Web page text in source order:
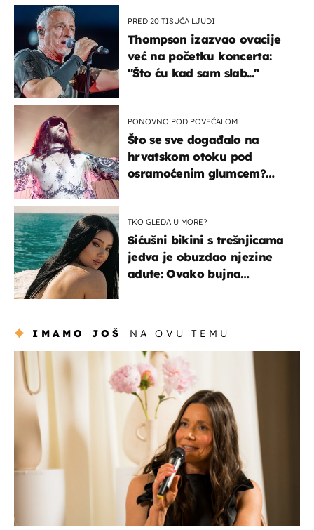
PRED 20 TISUĆA LJUDI
Thompson izazvao ovacije
već na početku koncerta:
"Što ću kad sam slab..."
PONOVNO POD POVEĆALOM
Što se sve događalo na
hrvatskom otoku pod
osramoćenim glumcem?
TKO GLEDA U MORE?
Sićušni bikini s trešnjicama
jedva je obuzdao njezine
adute: Ovako bujna
IMAMO JOŠ NA OVU TEMU
moda & ljepota